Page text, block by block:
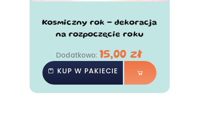
Kosmiczny rok - dekoracja
na rozpoczęcie roku
Dodatkowo: 15,00zł
KUP W PAKIECIE